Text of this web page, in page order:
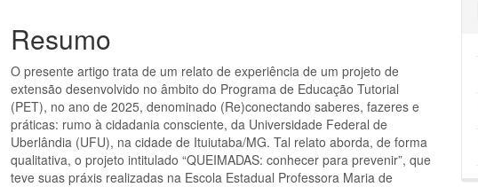
Resumo
O presente artigo trata de um relato de experiência de um projeto de
extensão desenvolvido no âmbito do Programa de Educação Tutorial
(PET), no ano de 2025, denominado (Re)conectando saberes, fazeres e
práticas: rumo à cidadania consciente, da Universidade Federal de
Uberlândia (UFU), na cidade de Ituiutaba/MG. Tal relato aborda, de forma
qualitativa, o projeto intitulado “QUEIMADAS: conhecer para prevenir”, que
teve suas práxis realizadas na Escola Estadual Professora Maria de